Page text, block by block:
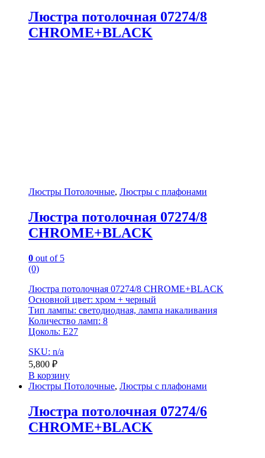
Люстра потолочная 07274/8
CHROME+BLACK
Люстры Потолочные, Люстры с плафонами
Люстра потолочная 07274/8
CHROME+BLACK
0 out of 5
(0)
Люстра потолочная 07274/8 CHROME+BLACK
Основной цвет: хром + черный
Тип лампы: светодиодная, лампа накаливания
Количество ламп: 8
Цоколь: E27
SKU: n/a
5,800 ₽
В корзину
Люстры Потолочные, Люстры с плафонами
Люстра потолочная 07274/6
CHROME+BLACK